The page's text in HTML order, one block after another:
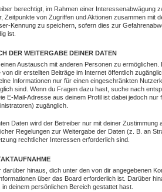
berechtigt, im Rahmen einer Interessenabwägung
Zeitpunkte von Zugriffen und Aktionen zusammen mit
Kennung zu speichern, sofern dies zur
ist.
DER WEITERGABE DEINER DATEN
Austausch mit anderen Personen zu
von dir erstellten Beiträge im Internet öffentlich
Informationen nur für einen eingeschränkten
sind. Wenn du Fragen dazu hast, suche nach
E-Mail-Adresse aus deinem Profil ist dabei jedoch nur
zugänglich.
Daten wird der Betreiber nur mit deiner Zustimmung
Regelungen zur Weitergabe der Daten (z. B. an
rechtlicher Interessen erforderlich sind.
darüber hinaus, dich unter den von dir angegebenen
über das Board erforderlich ist. Darüber
deinem persönlichen Bereich gestattet hast.